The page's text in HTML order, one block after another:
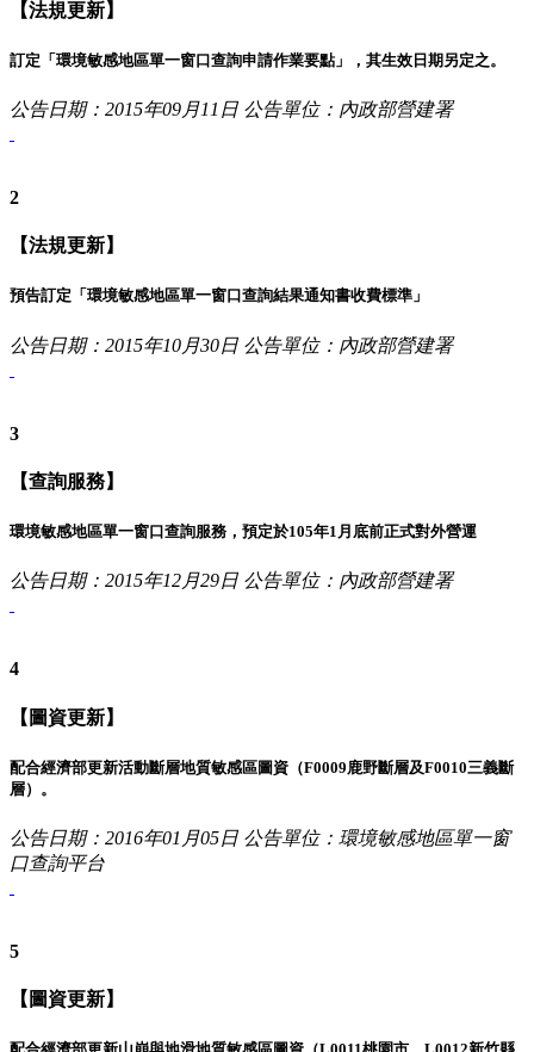
【法規更新】
訂定「環境敏感地區單一窗口查詢申請作業要點」，其生效日期另定之。
公告日期：2015年09月11日 公告單位：內政部營建署
2
【法規更新】
預告訂定「環境敏感地區單一窗口查詢結果通知書收費標準」
公告日期：2015年10月30日 公告單位：內政部營建署
3
【查詢服務】
環境敏感地區單一窗口查詢服務，預定於105年1月底前正式對外營運
公告日期：2015年12月29日 公告單位：內政部營建署
4
【圖資更新】
配合經濟部更新活動斷層地質敏感區圖資（F0009鹿野斷層及F0010三義斷
層）。
公告日期：2016年01月05日 公告單位：環境敏感地區單一窗
口查詢平台
5
【圖資更新】